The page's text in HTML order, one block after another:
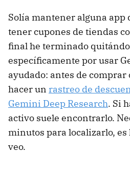
Solía mantener alguna app
tener cupones de tiendas
final he terminado
específicamente por usar
ayudado: antes de
hacer un rastreo de
Gemini Deep Research. Si
activo suele encontrarlo.
minutos para localizarlo, es
veo.